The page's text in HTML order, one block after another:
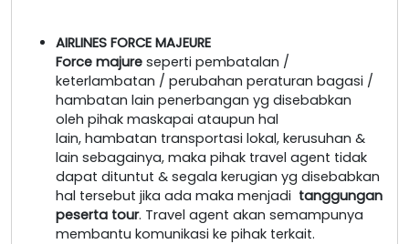
AIRLINES FORCE MAJEURE
Force majure seperti pembatalan /
keterlambatan / perubahan peraturan bagasi /
hambatan lain penerbangan yg disebabkan
oleh pihak maskapai ataupun hal
lain, hambatan transportasi lokal, kerusuhan &
lain sebagainya, maka pihak travel agent tidak
dapat dituntut & segala kerugian yg disebabkan
hal tersebut jika ada maka menjadi tanggungan
peserta tour. Travel agent akan semampunya
membantu komunikasi ke pihak terkait.